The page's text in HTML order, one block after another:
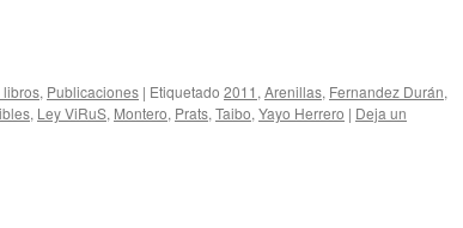
libros, Publicaciones | Etiquetado 2011 , Arenillas, Fernandez Durán,
, Ley ViRuS, Montero, Prats, Taibo, Yayo Herrero | Deja un